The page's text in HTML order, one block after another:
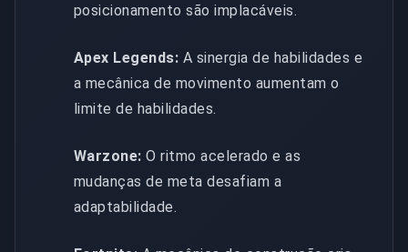
posicionamento são implacáveis.
Apex Legends: A sinergia de habilidades e
a mecânica de movimento aumentam o
limite de habilidades.
Warzone: O ritmo acelerado e as
mudanças de meta desafiam a
adaptabilidade.